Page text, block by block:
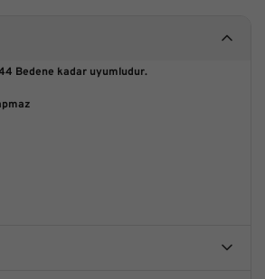
Bedene kadar uyumludur.